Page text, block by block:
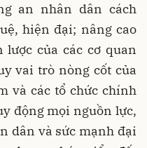
an nhân dân cách
hiện đại; nâng cao
của các cơ quan
vai trò nòng cốt của
và các tổ chức chính
động mọi nguồn lực,
dân và sức mạnh đại